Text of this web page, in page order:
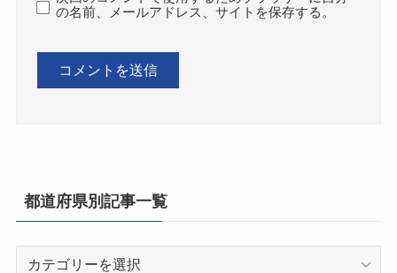
の名前、メールアドレス、サイトを保存する。
都道府県別記事一覧